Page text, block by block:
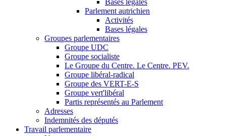
Bases légales
Parlement autrichien
Activités
Bases légales
Groupes parlementaires
Groupe UDC
Groupe socialiste
Le Groupe du Centre. Le Centre. PEV.
Groupe libéral-radical
Groupe des VERT-E-S
Groupe vert'libéral
Partis représentés au Parlement
Adresses
Indemnités des députés
Travail parlementaire